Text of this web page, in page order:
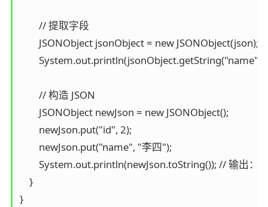
        // 提取字段
        JSONObject jsonObject = new JSONObject(json);
        // 构造 JSON
        JSONObject newJson = new JSONObject();
        newJson.put("id", 2);
        newJson.put("name", "李四");
System.out.println(newJson.toString()); // 输出
    }
}